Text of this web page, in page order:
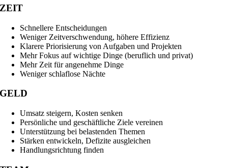
ZEIT
Schnellere Entscheidungen
Weniger Zeitverschwendung, höhere Effizienz
Klarere Priorisierung von Aufgaben und Projekten
Mehr Fokus auf wichtige Dinge (beruflich und privat)
Mehr Zeit für angenehme Dinge
Weniger schlaflose Nächte
GELD
Umsatz steigern, Kosten senken
Persönliche und geschäftliche Ziele vereinen
Unterstützung bei belastenden Themen
Stärken entwickeln, Defizite ausgleichen
Handlungsrichtung finden